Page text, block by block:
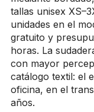
tallas unisex
unidades en el
gratuito y
horas. La
con mayor
catálogo textil: el
oficina, en el
años.